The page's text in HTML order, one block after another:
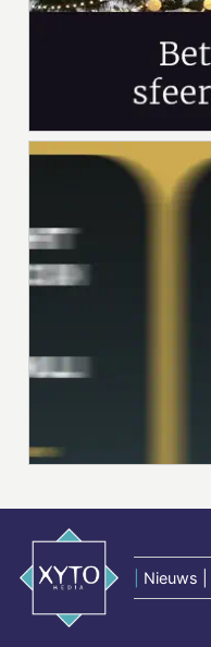
Nieuws